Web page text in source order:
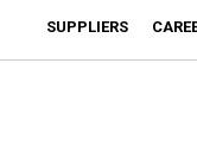
SUPPLIERS